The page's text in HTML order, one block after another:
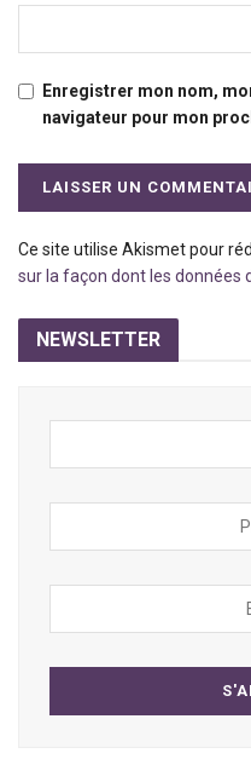
Enregistrer mon nom,
navigateur pour mon
Ce site utilise Akismet pour
sur la façon dont les données
NEWSLETTER